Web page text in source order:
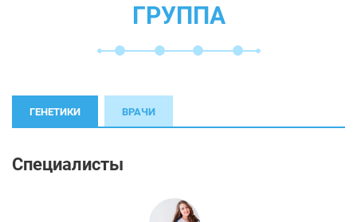
ГРУППА
ГЕНЕТИКИ ВРАЧИ
Специалисты